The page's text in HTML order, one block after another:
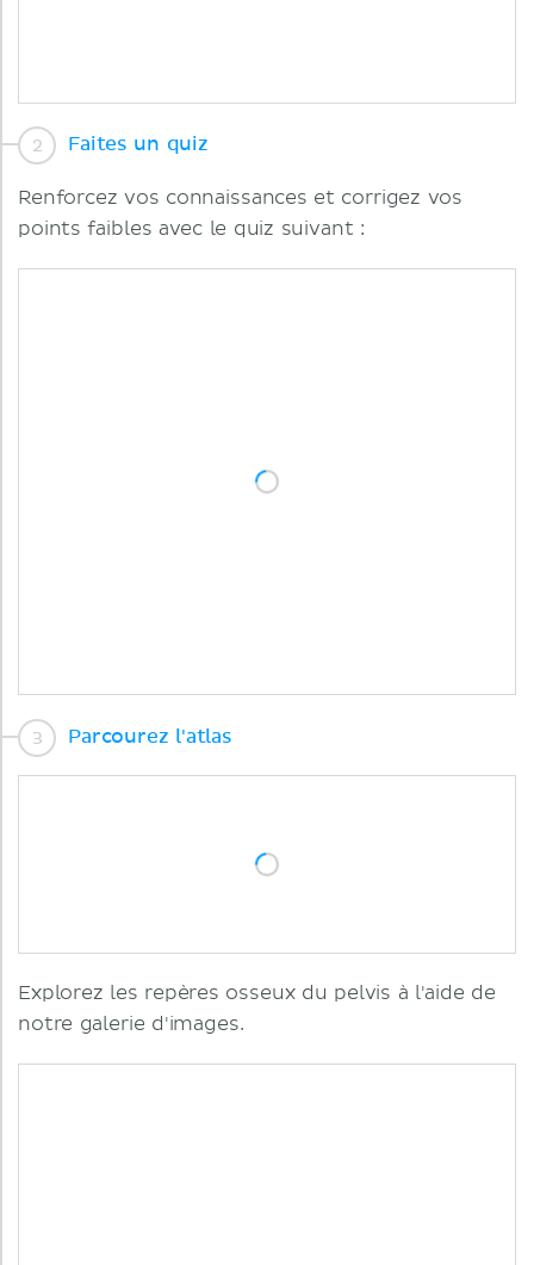
Faites un quiz
Renforcez vos connaissances et corrigez vos
points faibles avec le quiz suivant :
Parcourez l'atlas
Explorez les repères osseux du pelvis à l'aide de
notre galerie d'images.